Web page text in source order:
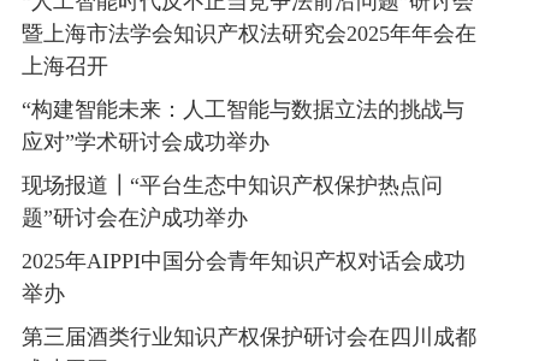
暨上海市法学会知识产权法研究会2025年年会在
上海召开
“构建智能未来：人工智能与数据立法的挑战与
应对”学术研讨会成功举办
现场报道┃“平台生态中知识产权保护热点问
题”研讨会在沪成功举办
2025年AIPPI中国分会青年知识产权对话会成功
举办
第三届酒类行业知识产权保护研讨会在四川成都